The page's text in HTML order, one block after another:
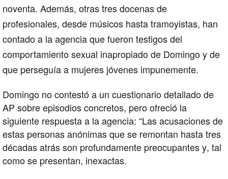
noventa. Además, otras tres docenas de
profesionales, desde músicos hasta tramoyistas, han
contado a la agencia que fueron testigos del
comportamiento sexual inapropiado de Domingo y de
que perseguía a mujeres jóvenes impunemente.
Domingo no contestó a un cuestionario detallado de
AP sobre episodios concretos, pero ofreció la
siguiente respuesta a la agencia: “Las acusaciones de
estas personas anónimas que se remontan hasta tres
décadas atrás son profundamente preocupantes y, tal
como se presentan, inexactas.